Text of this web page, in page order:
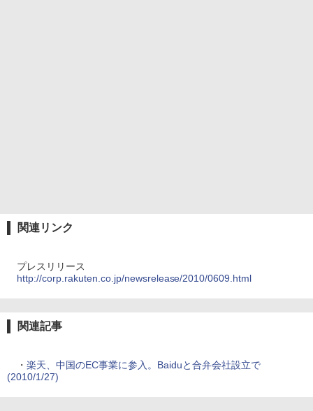
関連リンク
プレスリリース
http://corp.rakuten.co.jp/newsrelease/2010/0609.html
関連記事
・ 楽天、中国のEC事業に参入。Baiduと合弁会社設立で
(2010/1/27)